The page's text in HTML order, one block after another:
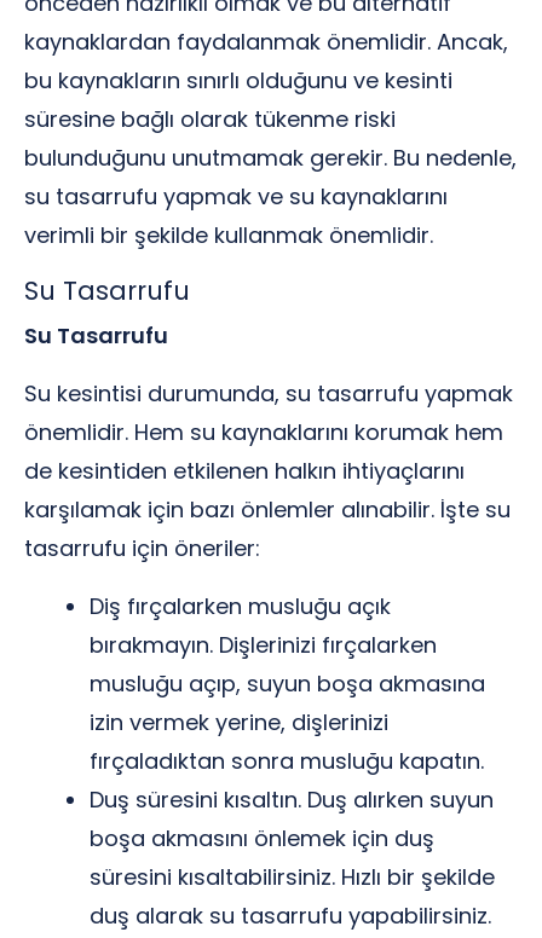
kaynaklardan faydalanmak önemlidir. Ancak,
bu kaynakların sınırlı olduğunu ve kesinti
süresine bağlı olarak tükenme riski
bulunduğunu unutmamak gerekir. Bu nedenle,
su tasarrufu yapmak ve su kaynaklarını
verimli bir şekilde kullanmak önemlidir.
Su Tasarrufu
Su Tasarrufu
Su kesintisi durumunda, su tasarrufu yapmak
önemlidir. Hem su kaynaklarını korumak hem
de kesintiden etkilenen halkın ihtiyaçlarını
karşılamak için bazı önlemler alınabilir. İşte su
tasarrufu için öneriler:
Diş fırçalarken musluğu açık
bırakmayın. Dişlerinizi fırçalarken
musluğu açıp, suyun boşa akmasına
izin vermek yerine, dişlerinizi
fırçaladıktan sonra musluğu kapatın.
Duş süresini kısaltın. Duş alırken suyun
boşa akmasını önlemek için duş
süresini kısaltabilirsiniz. Hızlı bir şekilde
duş alarak su tasarrufu yapabilirsiniz.